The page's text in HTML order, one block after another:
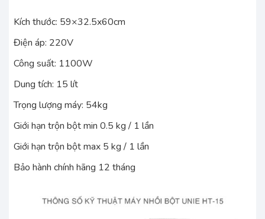
Kích thước: 59×32.5x60cm
Điện áp: 220V
Công suất: 1100W
Dung tích: 15 lít
Trọng lượng máy: 54kg
Giới hạn trộn bột min 0.5 kg / 1 lần
Giới hạn trộn bột max 5 kg / 1 lần
Bảo hành chính hãng 12 tháng